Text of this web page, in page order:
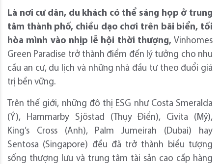
Là nơi cư dân, du khách có thể sáng họp ở trung
tâm thành phố, chiều dạo chơi trên bãi biển, tối
hòa mình vào nhịp lễ hội thời thượng, Vinhomes
Green Paradise trở thành điểm đến lý tưởng cho nhu
cầu an cư, du lịch và những nhà đầu tư theo đuổi giá
trị bền vững.
Trên thế giới, những đô thị ESG như Costa Smeralda
(Ý), Hammarby Sjöstad (Thụy Điển), Civita (Mỹ),
King’s Cross (Anh), Palm Jumeirah (Dubai) hay
Sentosa (Singapore) đều đã trở thành biểu tượng
sống thượng lưu và trung tâm tài sản cao cấp hàng